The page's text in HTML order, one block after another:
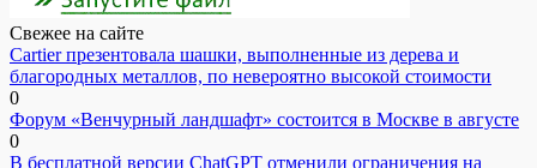
Свежее на сайте
Cartier презентовала шашки, выполненные из дерева и
благородных металлов, по невероятно высокой стоимости
0
Форум «Венчурный ландшафт» состоится в Москве в августе
0
В бесплатной версии ChatGPT отменили ограничения на